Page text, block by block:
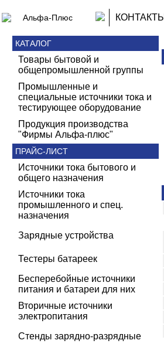
КОНТАКТЫ
КАТАЛОГ
Товары бытовой и
общепромышленной группы
Промышленные и
специальные источники тока и
тестирующее оборудование
Продукция производства
"Фирмы Альфа-плюс"
ПРАЙС-ЛИСТ
Источники тока бытового и
общего назначения
Источники тока
промышленного и спец.
назначения
Зарядные устройства
Тестеры батареек
Бесперебойные источники
питания и батареи для них
Вторичные источники
электропитания
Стенды зарядно-разрядные